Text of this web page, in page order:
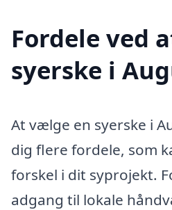
Fordele ved
syerske i
At vælge en syerske i
dig flere fordele, som
forskel i dit syprojekt.
adgang til lokale